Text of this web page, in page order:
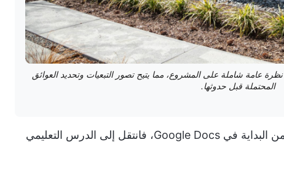
يوفر قالب مخطط جانت البسيط من Clickup نظرة عامة شاملة على المشروع، مما يتيح تصور التبعيات وتحديد العوائق
المحتملة قبل حدوثها.
إذا كنت بحاجة إلى إنشاء مخطط جانت من البداية في Google Docs، فانتقل إلى الدرس التعليمي